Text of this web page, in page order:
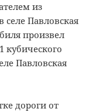
из
селе Павловская
произвел
кубического
Павловская
дороги от